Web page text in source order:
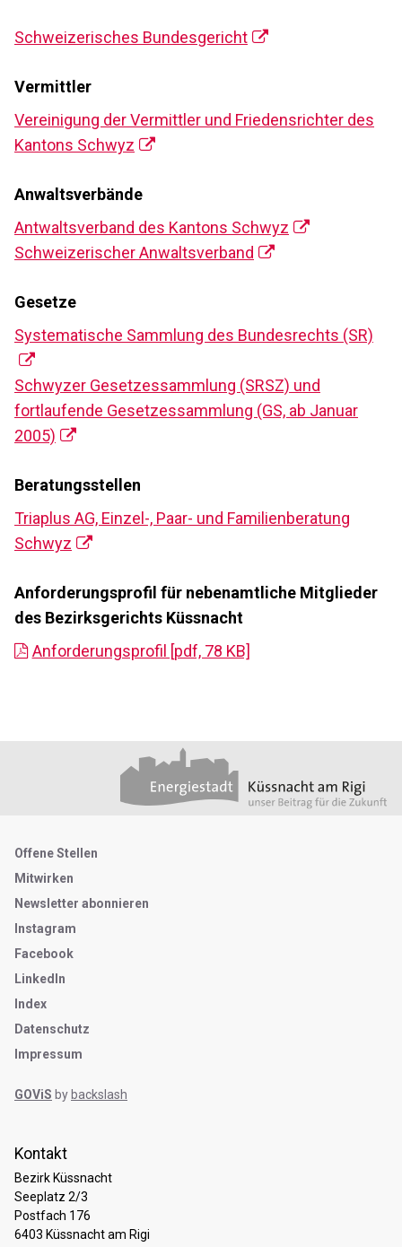
Schweizerisches Bundesgericht
Vermittler
Vereinigung der Vermittler und Friedensrichter des
Kantons Schwyz
Anwaltsverbände
Antwaltsverband des Kantons Schwyz
Schweizerischer Anwaltsverband
Gesetze
Systematische Sammlung des Bundesrechts (SR)
Schwyzer Gesetzessammlung (SRSZ) und
fortlaufende Gesetzessammlung (GS, ab Januar
2005)
Beratungsstellen
Triaplus AG, Einzel-, Paar- und Familienberatung
Schwyz
Anforderungsprofil für nebenamtliche Mitglieder
des Bezirksgerichts Küssnacht
Anforderungsprofil [pdf, 78 KB]
Kontakt
Bezirk Küssnacht
Seeplatz 2/3
Postfach 176
6403 Küssnacht am Rigi
Metanavigation
Offene Stellen
Mitwirken
Newsletter abonnieren
Instagram
Facebook
LinkedIn
Index
Datenschutz
Impressum
GOViS by backslash